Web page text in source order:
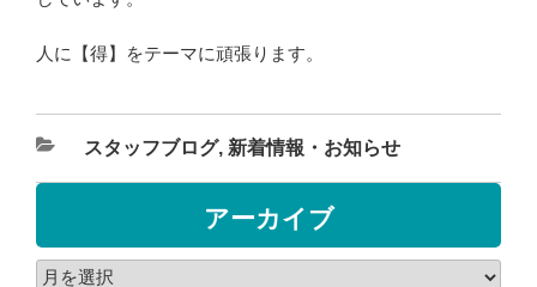
人に【得】をテーマに頑張ります。
スタッフブログ, 新着情報・お知らせ
アーカイブ